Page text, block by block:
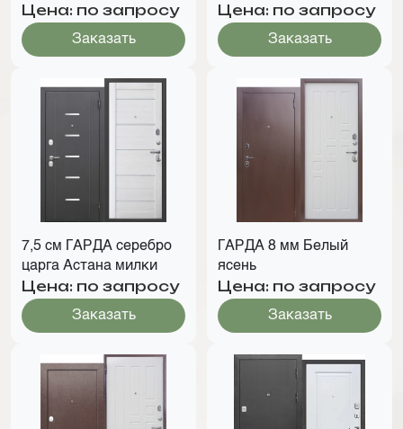
Цена: по запросу
Заказать
Цена: по запросу
Заказать
7,5 см ГАРДА серебро
царга Астана милки
Цена: по запросу
Заказать
ГАРДА 8 мм Белый
ясень
Цена: по запросу
Заказать